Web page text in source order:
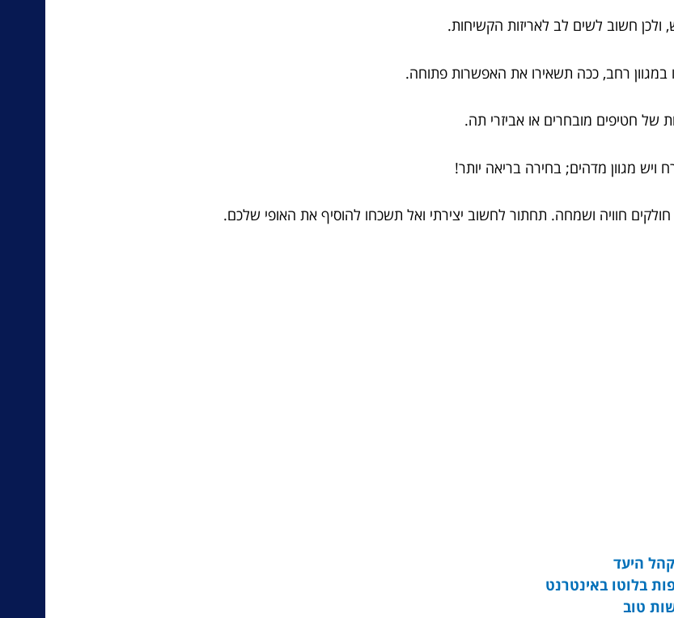
חשוב לשים לב לאריזות הקשיחות.
רחב, ככה תשאירו את האפשרות פתוחה.
של חטיפים מובחרים או אביזרי תה.
ויש מגוון מדהים; בחירה בריאה יותר!
חוויה ושמחה. תחתור לחשוב יצירתי ואל תשכחו להוסיף את האופי שלכם.
היעד
בלוטו באינטרנט
טוב